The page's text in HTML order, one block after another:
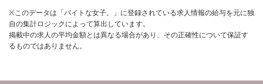
※このデータは「バイトな女子。」に登録されている求人情報の給与を元に独
自の集計ロジックによって算出しています。
掲載中の求人の平均金額とは異なる場合があり、その正確性について保証す
るものではありません。